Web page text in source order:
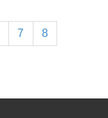
7 8